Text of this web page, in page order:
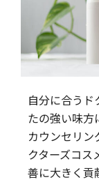
自分に合うド
たの強い味方
カウンセリ
クターズコス
善に大きく貢